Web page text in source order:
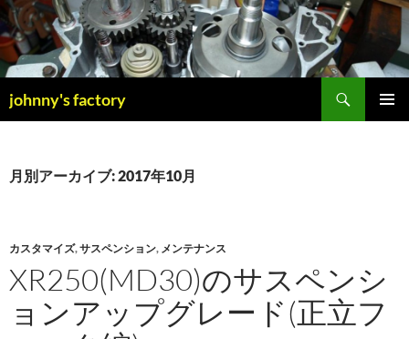
johnny's factory
索
ン
キ
ッ
プ
月別アーカイブ: 2017年10月
カスタマイズ,サスペンション, メンテナンス
XR250(MD30)のサスペンシ
ョンアップグレード(正立フ